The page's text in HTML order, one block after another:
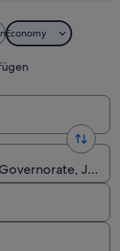
Economy